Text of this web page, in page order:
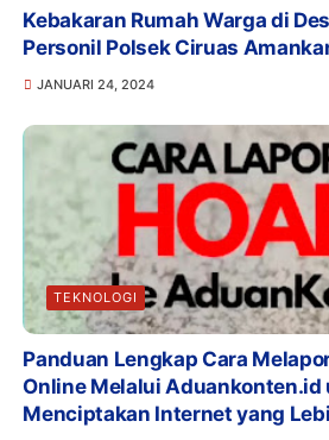
Kebakaran Rumah Warga di
Personil Polsek Ciruas
JANUARI 24, 2024
TEKNOLOGI
Panduan Lengkap Cara
Online Melalui Aduankonten.id
Menciptakan Internet yang